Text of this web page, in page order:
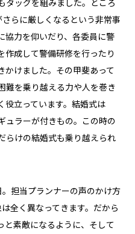
らに厳しくなるという非常事
協力を仰いだり、各委員に警
作成して警備研修を行ったり
かけました。その甲斐あって
難を乗り越える力や人を巻き
役立っています。結婚式は
ュラーが付きもの。この時の
らけの結婚式も乗り越えられ
担当プランナーの声のかけ方
全く異なってきます。だから
と素敵になるように、そして